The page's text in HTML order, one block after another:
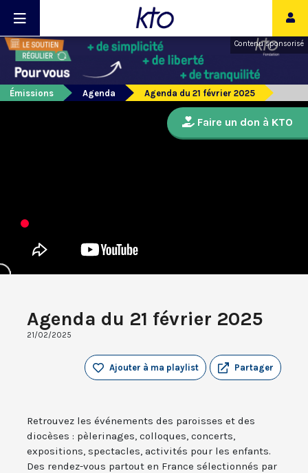
Contenu sponsorisé
Émissions Agenda Agenda du 21 février 2025
Agenda du 21 février 2025
21/02/2025
Partager
Ajouter à ma playlist
Retrouvez les événements des paroisses et des
diocèses : pèlerinages, colloques, concerts,
expositions, spectacles, activités pour les enfants.
Des rendez-vous partout en France sélectionnés par
Faire un don à KTO